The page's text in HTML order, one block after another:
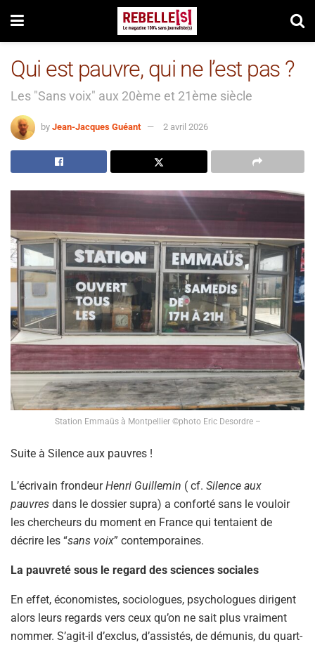
Qui est pauvre, qui ne l’est pas ?
Les "Sans voix" aux 20ème et 21ème siècle
by Jean-Jacques Guéant 2 avril 2026
Station Emmaüs à Montpellier ©photo Eric Desordre –
Suite à Silence aux pauvres !
L’écrivain frondeurHenri Guillemin ( cf. Silence aux
pauvres dans le dossier supra) a conforté sans le vouloir
les chercheurs du moment en France qui tentaient de
décrire les “sans voix” contemporaines.
La pauvreté sous le regard des sciences sociales
En effet, économistes, sociologues, psychologues dirigent
alors leurs regards vers ceux qu’on ne sait plus vraiment
nommer. S’agit-il d’exclus, d’assistés, de démunis, du quart-